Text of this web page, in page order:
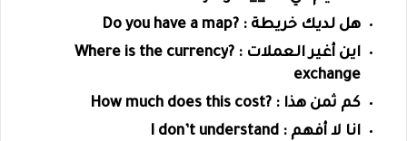
هل لديك خريطة : ?Do you have a map
اين أغير العملات : ?Where is the currency
exchange
كم ثمن هذا : ?How much does this cost
انا لا أفهم : I don’t understand